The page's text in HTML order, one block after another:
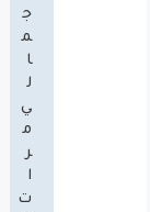
ج
م
ا
ل
ي
م
ر
ا
ت